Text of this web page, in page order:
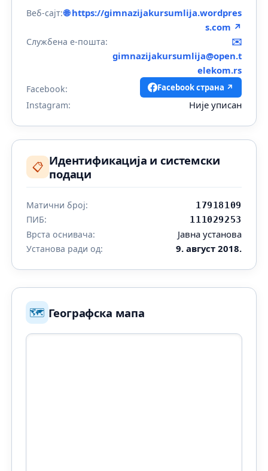
Веб-сајт:🌐 https://gimnazijakursumlija.wordpres
s.com ↗
Службена е-пошта:
✉️
gimnazijakursumlija@open.t
elekom.rs
Facebook: Facebook страна ↗
Instagram: Није уписан
📋 Идентификација и системски
подаци
Матични број: 17918109
ПИБ: 111029253
Врста оснивача: Јавна установа
Установа ради од: 9. август 2018.
🗺️ Географска мапа